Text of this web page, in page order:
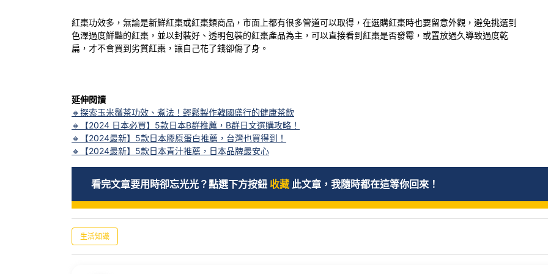
紅棗功效多，無論是新鮮紅棗或紅棗類商品，市面上都有很多管道可以取得，在選購紅棗時也要留意外觀，避免挑選到
色澤過度鮮豔的紅棗，並以封裝好、透明包裝的紅棗產品為主，可以直接看到紅棗是否發霉，或置放過久導致過度乾
扁，才不會買到劣質紅棗，讓自己花了錢卻傷了身。
延伸閱讀
🔸探索玉米鬚茶功效、煮法！輕鬆製作韓國盛行的健康茶飲
🔸
【2024 日本必買】5款日本B群推薦，B群日文選購攻略！
🔸
【2024最新】5款日本膠原蛋白推薦，台灣也買得到！
🔸
【2024最新】5款日本青汁推薦，日本品牌最安心
看完文章要用時卻忘光光？點選下方按鈕 收藏 此文章，我隨時都在這等你回來！
生活知識